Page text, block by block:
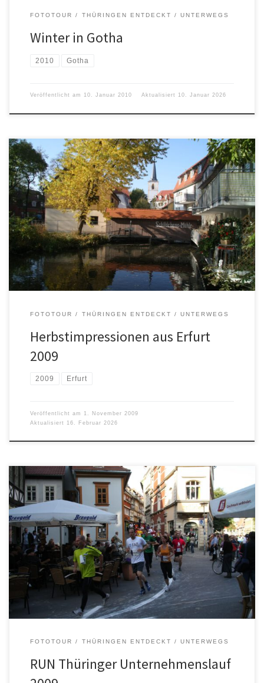
FOTOTOUR THÜRINGEN ENTDECKT UNTERWEGS
Winter in Gotha
2010 Gotha
Veröffentlicht am 10. Januar 2010 Aktualisiert 10. Januar 2026
FOTOTOUR THÜRINGEN ENTDECKT UNTERWEGS
Herbstimpressionen aus Erfurt
2009
2009 Erfurt
Veröffentlicht am
1. November 2009
Aktualisiert
16. Februar 2026
FOTOTOUR THÜRINGEN ENTDECKT UNTERWEGS
RUN Thüringer Unternehmenslauf